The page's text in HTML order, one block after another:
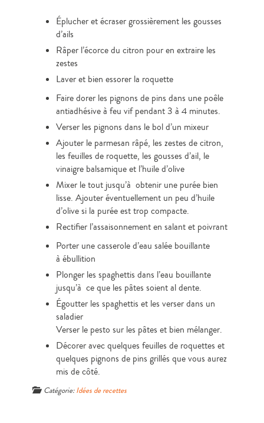
Éplucher et écraser grossièrement les gousses
d’ails
Râper l’écorce du citron pour en extraire les
zestes
Laver et bien essorer la roquette
Faire dorer les pignons de pins dans une poêle
antiadhésive à feu vif pendant 3 à 4 minutes.
Verser les pignons dans le bol d’un mixeur
Ajouter le parmesan râpé, les zestes de citron,
les feuilles de roquette, les gousses d’ail, le
vinaigre balsamique et l’huile d’olive
Mixer le tout jusqu’à obtenir une purée bien
lisse. Ajouter éventuellement un peu d’huile
d’olive si la purée est trop compacte.
Rectifier l’assaisonnement en salant et poivrant
Porter une casserole d’eau salée bouillante
à ébullition
Plonger les spaghettis dans l’eau bouillante
jusqu’à ce que les pâtes soient al dente.
Égoutter les spaghettis et les verser dans un
saladier
Verser le pesto sur les pâtes et bien mélanger.
Décorer avec quelques feuilles de roquettes et
quelques pignons de pins grillés que vous aurez
mis de côté.
Catégorie:Idées de recettes